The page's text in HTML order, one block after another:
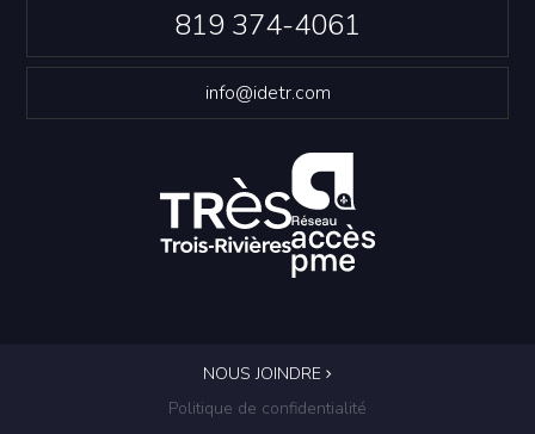
819 374-4061
info@idetr.com
NOUS JOINDRE
Politique de confidentialité